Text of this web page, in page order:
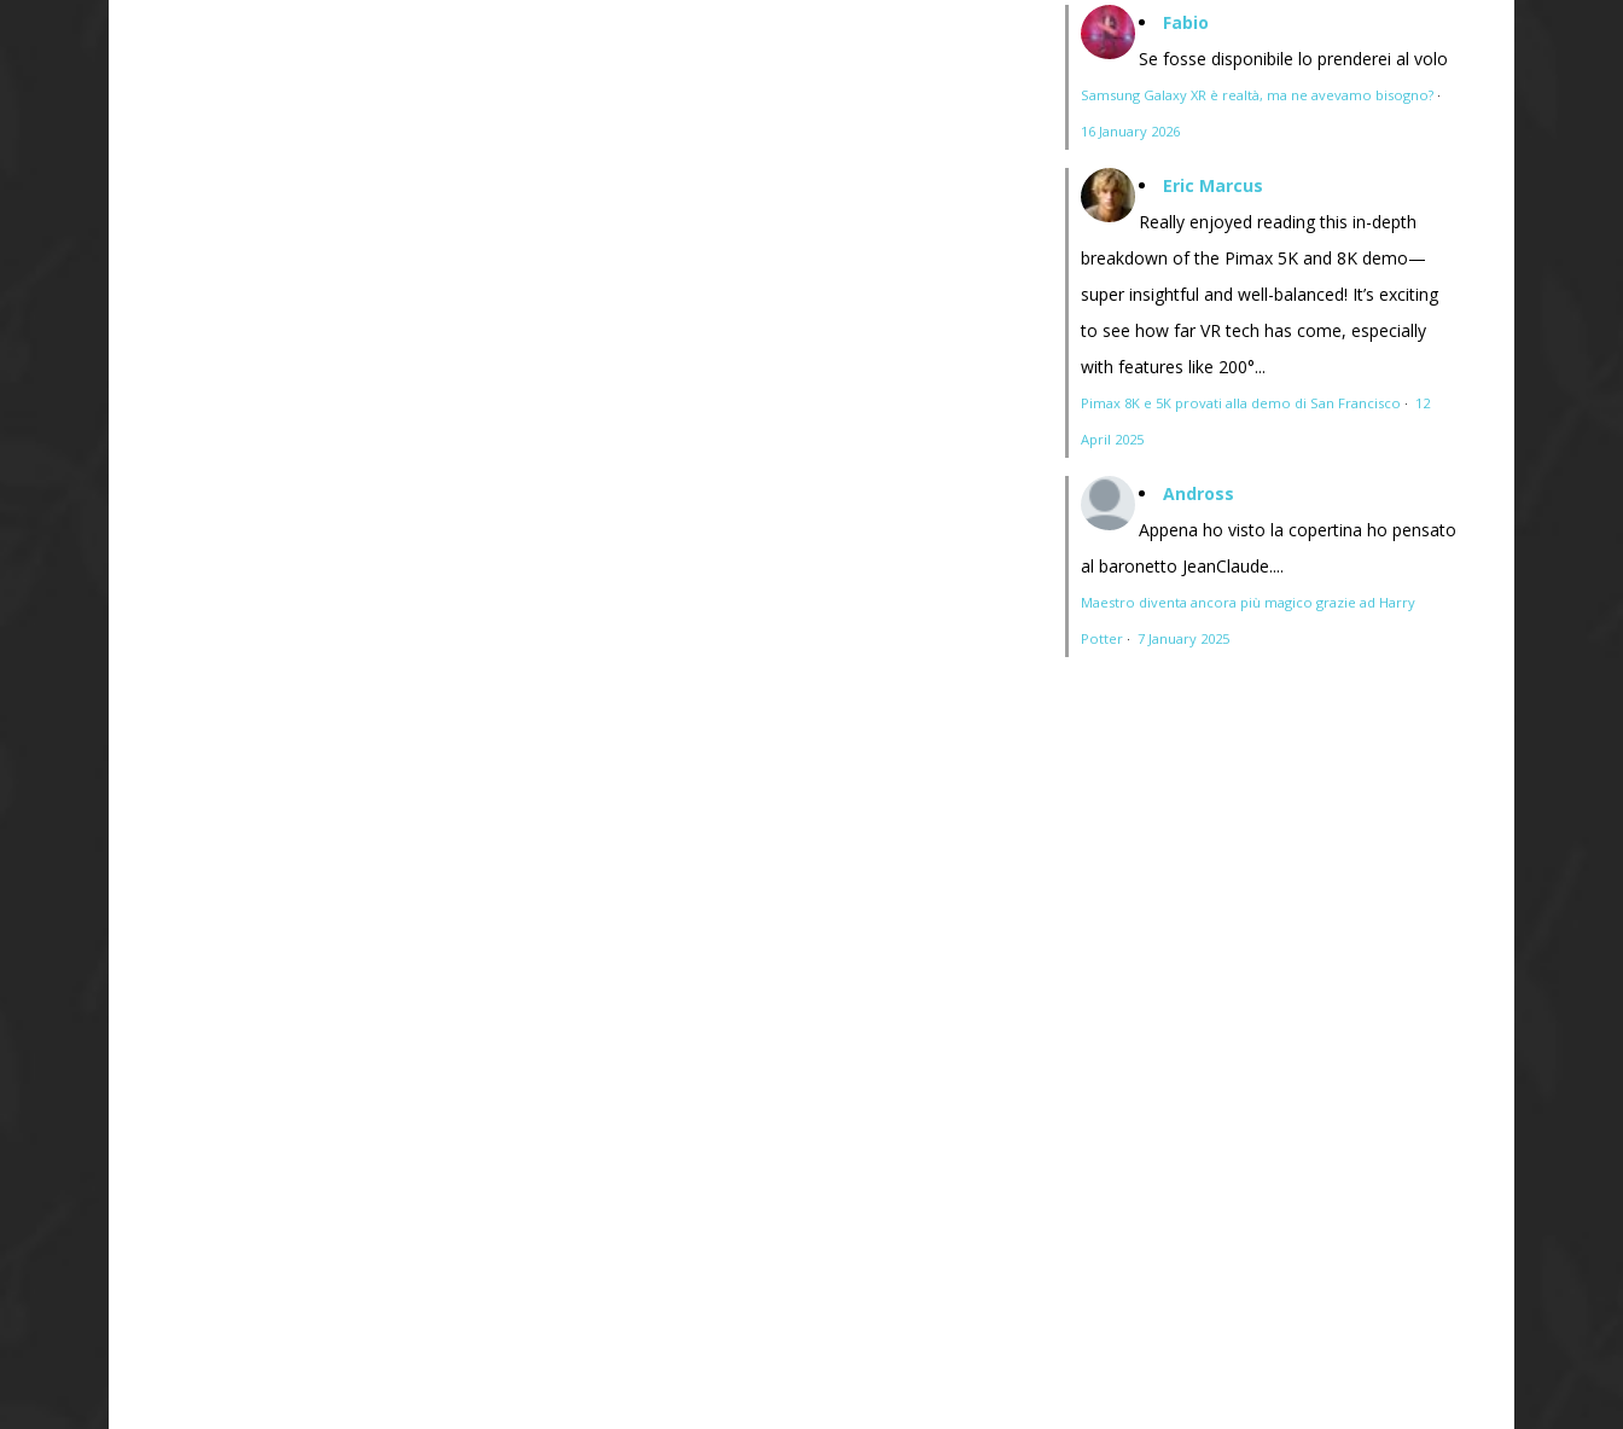
Fabio
Se fosse disponibile lo prenderei al volo
Samsung Galaxy XR è realtà, ma ne avevamo bisogno? ·
16 January 2026
Eric Marcus
Really enjoyed reading this in-depth
breakdown of the Pimax 5K and 8K demo—
super insightful and well-balanced! It’s exciting
to see how far VR tech has come, especially
with features like 200°...
Pimax 8K e 5K provati alla demo di San Francisco · 12
April 2025
Andross
Appena ho visto la copertina ho pensato
al baronetto JeanClaude....
Maestro diventa ancora più magico grazie ad Harry
Potter · 7 January 2025